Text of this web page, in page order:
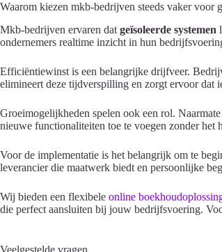
Waarom kiezen mkb-bedrijven steeds vaker voor
Mkb-bedrijven ervaren dat geïsoleerde systemen
ondernemers realtime inzicht in hun
Efficiëntiewinst is een belangrijke drijfveer.
elimineert deze tijdverspilling en zorgt ervoor dat
Groeimogelijkheden spelen ook een rol.
nieuwe functionaliteiten toe te voegen zonder het
Voor de implementatie is het belangrijk om te
leverancier die maatwerk biedt en persoonlijke
Wij bieden een flexibele online
die perfect aansluiten bij jouw bedrijfsvoering.